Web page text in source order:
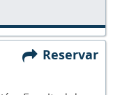
Reservar